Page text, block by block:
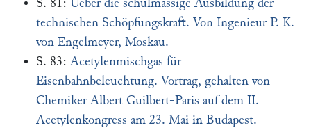
S. 81: Ueber die schulmässige Ausbildung der
technischen Schöpfungskraft. Von Ingenieur P. K.
von Engelmeyer, Moskau.
S. 83: Acetylenmischgas für
Eisenbahnbeleuchtung. Vortrag, gehalten von
Chemiker Albert Guilbert-Paris auf dem II.
Acetylenkongress am 23. Mai in Budapest.